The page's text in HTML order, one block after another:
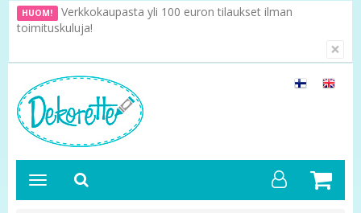
HUOM! Verkkokaupasta yli 100 euron tilaukset ilman
toimituskuluja!
×